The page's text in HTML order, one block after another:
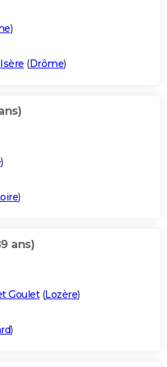
)
(Drôme)
)
)
ans)
Goulet(Lozère)
)